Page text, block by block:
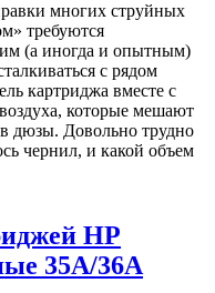
многих струйных
требуются
(а иногда и опытным)
с рядом
картриджа вместе с
которые мешают
дюзы. Довольно трудно
чернил, и какой объем
HP
35A/36A